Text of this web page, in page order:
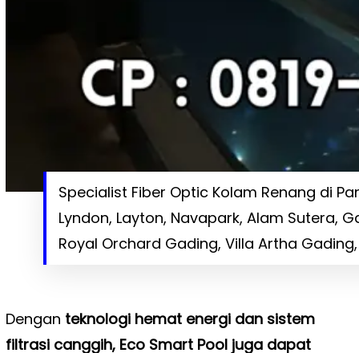
Specialist Fiber Optic Kolam Renang di
Lyndon, Layton, Navapark, Alam Sutera,
Royal Orchard Gading, Villa Artha
Dengan teknologi hemat energi dan sistem
filtrasi canggih, Eco Smart Pool juga dapat